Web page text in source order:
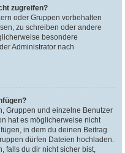
zugreifen?
oder Gruppen vorbehalten
zu schreiben oder andere
besondere
Administrator nach
Gruppen und einzelne Benutzer
hat es möglicherweise nicht
in dem du deinen Beitrag
dürfen Dateien hochladen.
falls du dir nicht sicher bist,